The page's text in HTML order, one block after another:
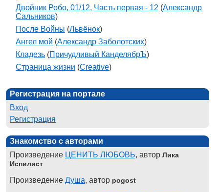
Двойник Робо, 01/12, Часть первая - 12 (Александр
Сальников)
После Войны (Львёнок)
Ангел мой (Александр Заболотских)
Кладезь (Причудливый КанделябрЪ)
Страница жизни (Creative)
Регистрация на портале
Вход
Регистрация
Знакомство с авторами
Произведение ЦЕНИТЬ ЛЮБОВЬ, автор Лика
Испилист
Произведение Душа, автор pogost